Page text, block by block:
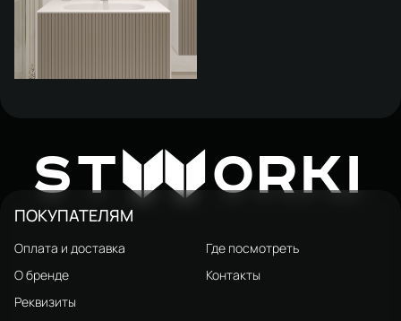
Олланд 80 бежево-серая
128 250 ₽
STW ORKI
ПОКУПАТЕЛЯМ
Оплата и доставка
Где посмотреть
О бренде
Контакты
Реквизиты